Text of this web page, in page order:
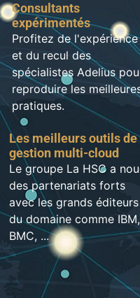
Consultants
expérimentés
Profitez de l'expérience
et du recul des
spécialistes Adelius
reproduire les
pratiques.
Les meilleurs outils de
gestion multi-cloud
Le groupe La HSC a
des partenariats forts
avec les grands éditeurs
du domaine comme IBM,
BMC, ...